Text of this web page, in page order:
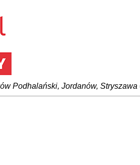
Podhalański, Jordanów, Stryszawa